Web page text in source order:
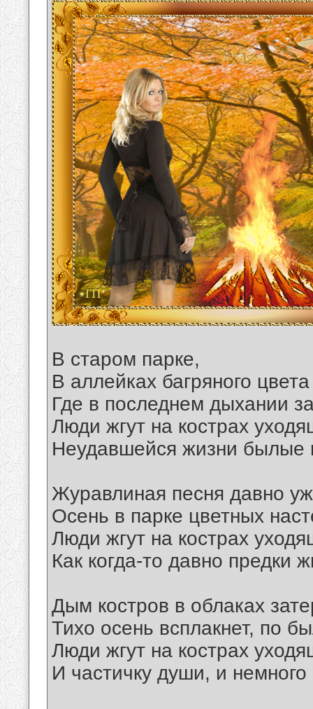
В старом парке,
В аллейках багряного цвета
Где в последнем дыхании
Люди жгут на кострах
Неудавшейся жизни былые
Журавлиная песня давно
Осень в парке цветных
Люди жгут на кострах
Как когда-то давно предки
Дым костров в облаках
Тихо осень всплакнет, по
Люди жгут на кострах
И частичку души, и немного